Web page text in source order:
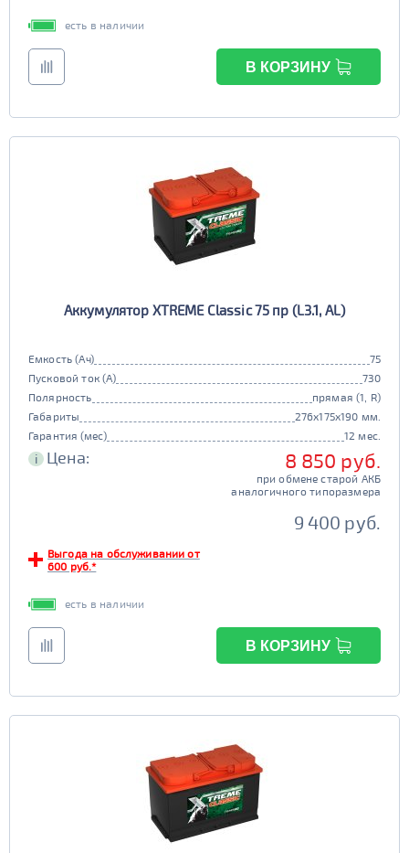
есть в наличии
В КОРЗИНУ
Аккумулятор XTREME Classic 75 пр (L3.1, AL)
Емкость (Ач)
75
Пусковой ток (А)
730
Полярность
прямая (1, R)
Габариты
276x175x190 мм.
Гарантия (мес)
12 мес.
i Цена: 8 850 руб.
при обмене старой АКБ
аналогичного типоразмера
9 400 руб.
Выгода на обслуживании от
600 руб.*
есть в наличии
В КОРЗИНУ